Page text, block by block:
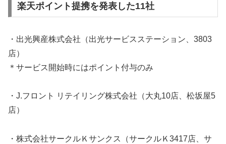
楽天ポイント提携を発表した11社
・出光興産株式会社（出光サービスステーション、3803
店）
＊サービス開始時にはポイント付与のみ
・J.フロント リテイリング株式会社（大丸10店、松坂屋5
店）
・株式会社サークルＫサンクス（サークルＫ3417店、サ